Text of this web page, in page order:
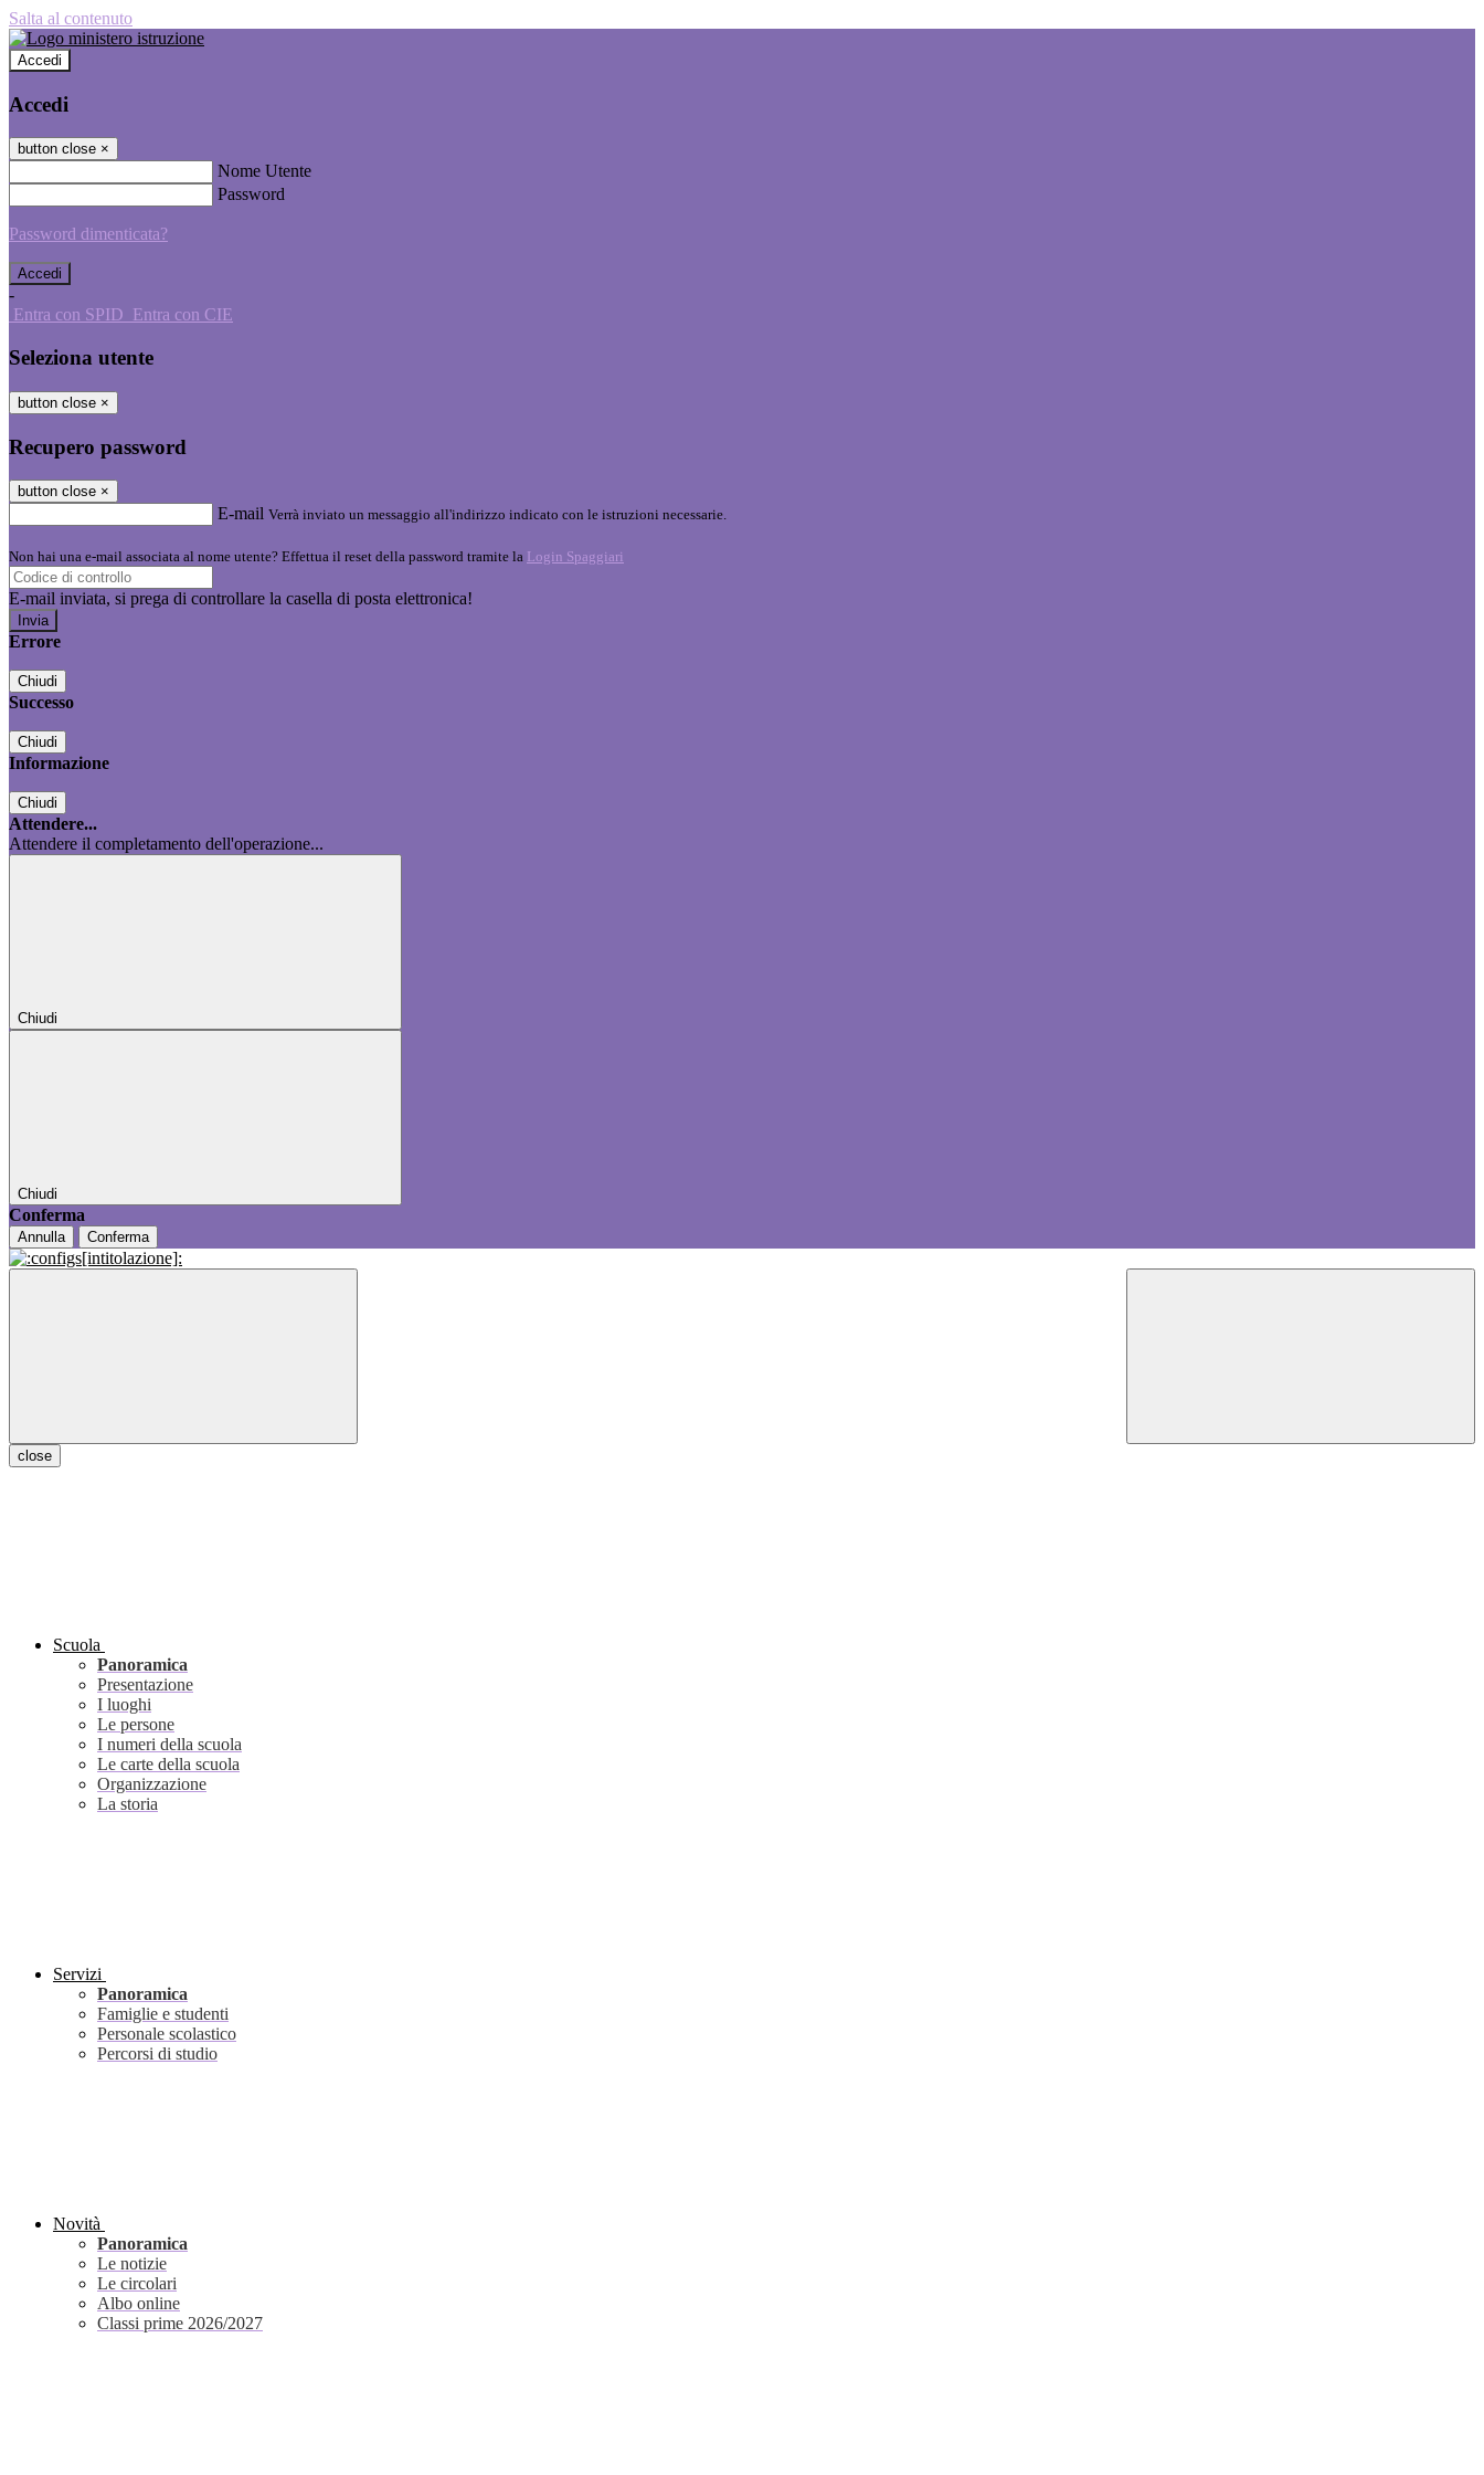
Salta al contenuto
Accedi
Accedi
button close ×
Nome Utente
Password
Password dimenticata?
-
Entra con SPID Entra con CIE
Seleziona utente
button close ×
Recupero password
button close ×
E-mail Verrà inviato un messaggio all'indirizzo indicato con le istruzioni necessarie.
Non hai una e-mail associata al nome utente? Effettua il reset della password tramite la Login Spaggiari
E-mail inviata, si prega di controllare la casella di posta elettronica!
Errore
Chiudi
Successo
Chiudi
Informazione
Chiudi
Attendere...
Attendere il completamento dell'operazione...
Chiudi
Chiudi
Conferma
Annulla Conferma
close
Scuola
Panoramica
Presentazione
I luoghi
Le persone
I numeri della scuola
Le carte della scuola
Organizzazione
La storia
Servizi
Panoramica
Famiglie e studenti
Personale scolastico
Percorsi di studio
Novità
Panoramica
Le notizie
Le circolari
Albo online
Classi prime 2026/2027